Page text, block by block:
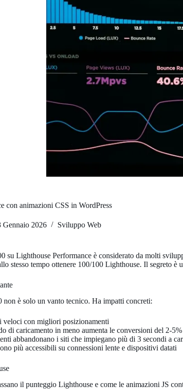
con animazioni CSS in WordPress
Gennaio 2026 Sviluppo Web
su Lighthouse Performance è considerato da molti
stesso tempo ottenere 100/100 Lighthouse. Il segreto è
è solo un vanto tecnico. Ha impatti concreti:
veloci con migliori posizionamenti
di caricamento in meno aumenta le conversioni del 2-5%
abbandonano i siti che impiegano più di 3 secondi a
più accessibili su connessioni lente e dispositivi datati
il punteggio Lighthouse e come le animazioni JS